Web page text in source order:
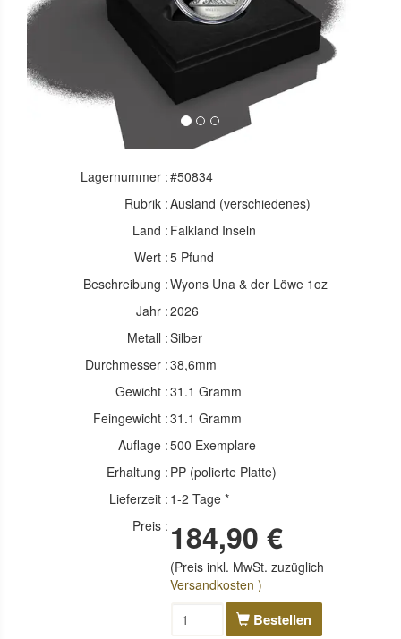
Lagernummer :#50834
Rubrik :Ausland (verschiedenes)
Land : Falkland Inseln
Wert :5 Pfund
Beschreibung :Wyons Una & der Löwe 1oz
Jahr :2026
Metall :Silber
Durchmesser :38,6mm
Gewicht :31.1 Gramm
Feingewicht :31.1 Gramm
Auflage :500 Exemplare
Erhaltung : PP (polierte Platte)
Lieferzeit : 1-2 Tage *
Preis : 184,90 €
(Preis inkl. MwSt. zuzüglich
Versandkosten )
Bestellen